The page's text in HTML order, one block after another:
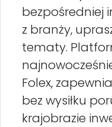
bezpośredniej
z branży,
tematy.
Folex,
bez wysiłku
krajobrazie